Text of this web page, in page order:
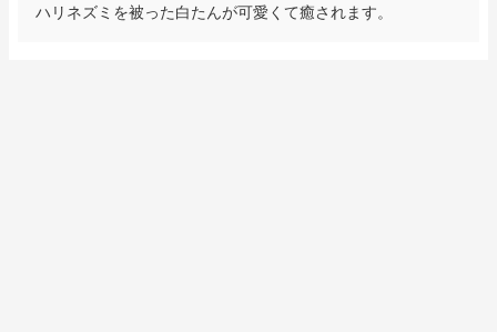
ハリネズミを被った白たんが可愛くて癒されます。